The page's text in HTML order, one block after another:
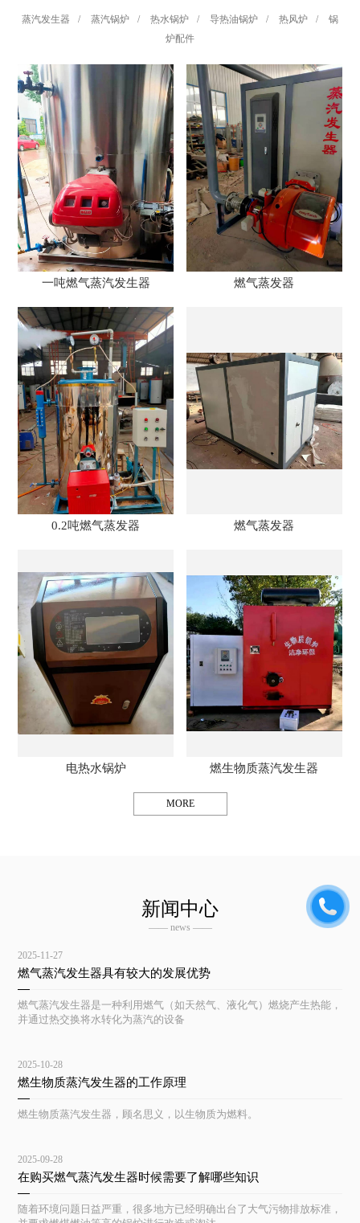
蒸汽发生器 / 蒸汽锅炉 / 热水锅炉 / 导热油锅炉 / 热风炉 /
锅
炉配件
一吨燃气蒸汽发生器 燃气蒸发器
0.2吨燃气蒸发器 燃气蒸发器
电热水锅炉 燃生物质蒸汽发生器
MORE
新闻中心
—— news ——
2025-11-27
燃气蒸汽发生器具有较大的发展优势
燃气蒸汽发生器是一种利用燃气（如天然气、液化气）燃烧产生热能，
并通过热交换将水转化为蒸汽的设备
2025-10-28
燃生物质蒸汽发生器的工作原理
燃生物质蒸汽发生器，顾名思义，以生物质为燃料。
2025-09-28
在购买燃气蒸汽发生器时候需要了解哪些知识
随着环境问题日益严重，很多地方已经明确出台了大气污物排放标准，